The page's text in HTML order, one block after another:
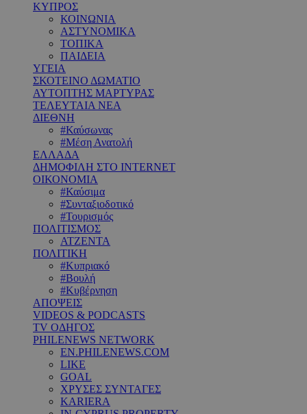
ΚΥΠΡΟΣ
ΚΟΙΝΩΝΙΑ
ΑΣΤΥΝΟΜΙΚΑ
ΤΟΠΙΚΑ
ΠΑΙΔΕΙΑ
ΥΓΕΙΑ
ΣΚΟΤΕΙΝΟ ΔΩΜΑΤΙΟ
ΑΥΤΟΠΤΗΣ ΜΑΡΤΥΡΑΣ
ΤΕΛΕΥΤΑΙΑ ΝΕΑ
ΔΙΕΘΝΗ
#Καύσωνας
#Μέση Ανατολή
ΕΛΛΑΔΑ
ΔΗΜΟΦΙΛΗ ΣΤΟ INTERNET
ΟΙΚΟΝΟΜΙΑ
#Καύσιμα
#Συνταξιοδοτικό
#Τουρισμός
ΠΟΛΙΤΙΣΜΟΣ
ΑΤΖΕΝΤΑ
ΠΟΛΙΤΙΚΗ
#Κυπριακό
#Βουλή
#Κυβέρνηση
ΑΠΟΨΕΙΣ
VIDEOS & PODCASTS
TV ΟΔΗΓΟΣ
PHILENEWS NETWORK
EN.PHILENEWS.COM
LIKE
GOAL
ΧΡΥΣΕΣ ΣΥΝΤΑΓΕΣ
KARIERA